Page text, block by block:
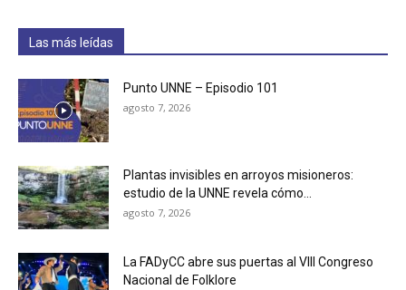
Las más leídas
Punto UNNE – Episodio 101
agosto 7, 2026
Plantas invisibles en arroyos misioneros:
estudio de la UNNE revela cómo...
agosto 7, 2026
La FADyCC abre sus puertas al VIII Congreso
Nacional de Folklore